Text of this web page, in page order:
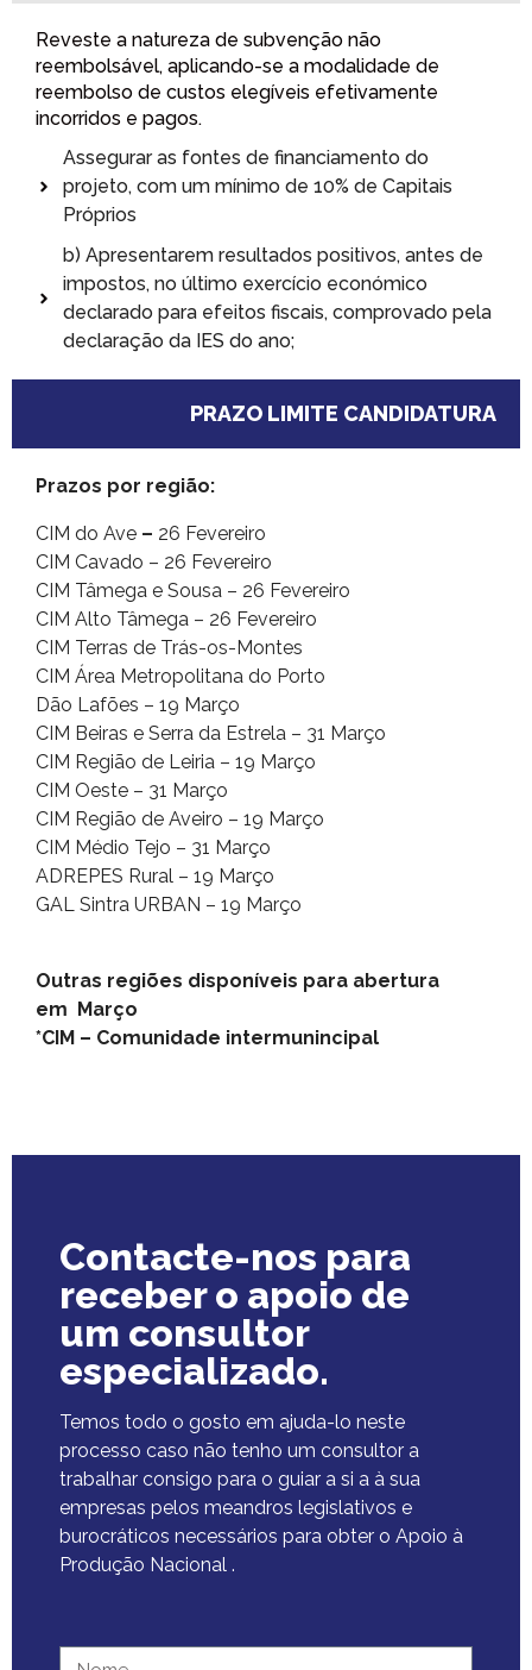
Reveste a natureza de subvenção não
reembolsável, aplicando-se a modalidade de
reembolso de custos elegíveis efetivamente
incorridos e pagos.
Assegurar as fontes de financiamento do
projeto, com um mínimo de 10% de Capitais
Próprios
b) Apresentarem resultados positivos, antes de
impostos, no último exercício económico
declarado para efeitos fiscais, comprovado pela
declaração da IES do ano;
PRAZO LIMITE CANDIDATURA
Prazos por região:
CIM do Ave – 26 Fevereiro
CIM Cavado – 26 Fevereiro
CIM Tâmega e Sousa – 26 Fevereiro
CIM Alto Tâmega – 26 Fevereiro
CIM Terras de Trás-os-Montes
CIM Área Metropolitana do Porto
Dão Lafões – 19 Março
CIM Beiras e Serra da Estrela – 31 Março
CIM Região de Leiria – 19 Março
CIM Oeste – 31 Março
CIM Região de Aveiro – 19 Março
CIM Médio Tejo – 31 Março
ADREPES Rural – 19 Março
GAL Sintra URBAN – 19 Março
Outras regiões disponíveis para abertura
em Março
*CIM – Comunidade intermunincipal
Contacte-nos para
receber o apoio de
um consultor
especializado.
Temos todo o gosto em ajuda-lo neste
processo caso não tenho um consultor a
trabalhar consigo para o guiar a si a à sua
empresas pelos meandros legislativos e
burocráticos necessários para obter o Apoio à
Produção Nacional .